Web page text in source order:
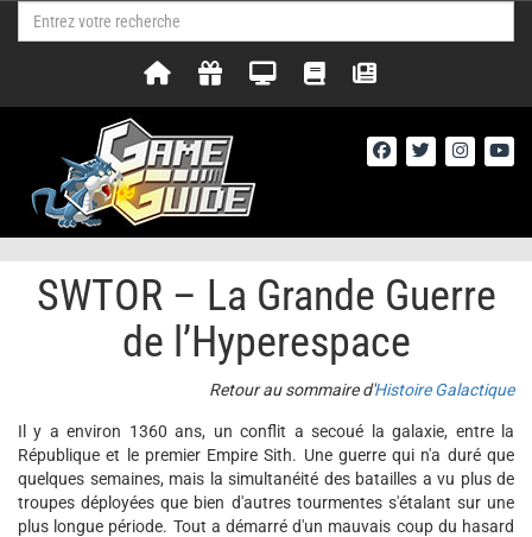
SWTOR – La Grande Guerre
de l’Hyperespace
Retour au sommaire d'Histoire Galactique
Il y a environ 1360 ans, un conflit a secoué la galaxie, entre la
République et le premier Empire Sith. Une guerre qui n'a duré que
quelques semaines, mais la simultanéité des batailles a vu plus de
troupes déployées que bien d'autres tourmentes s'étalant sur une
plus longue période. Tout a démarré d'un mauvais coup du hasard